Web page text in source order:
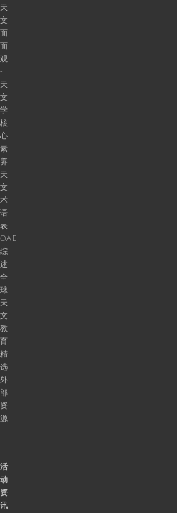
天
文
面
面
观
-
天
文
学
核
心
素
养
天
文
术
语
表
OAE
综
述
全
球
天
文
教
育
精
选
外
部
资
源
活
动
资
讯